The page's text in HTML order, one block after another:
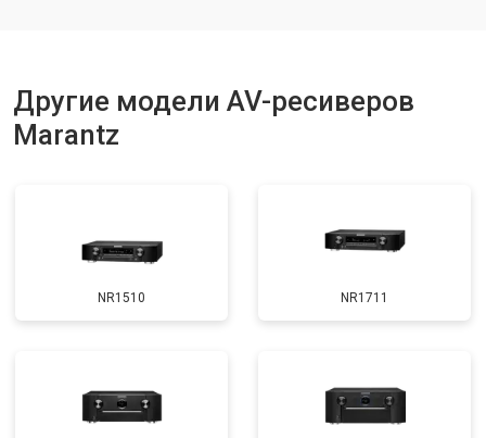
Другие модели AV-ресиверов
Marantz
NR1510 NR1711